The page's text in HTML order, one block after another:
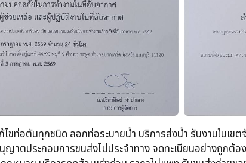
ท่อตันทุกชนิด​ ลอกท่อระบายน้ำ​ บริการส่งน้ำ รับงานในเข
ญาตประกอบการขนส่งไม่ประจำทาง จดทะเบียนอย่างถูกต้